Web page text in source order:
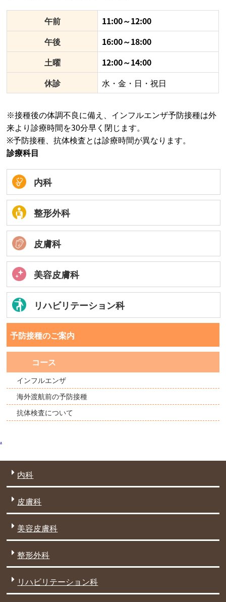
午前
11:00～12:00
午後
16:00～18:00
土曜
12:00～14:00
休診
水・金・日・祝日
※接種後の体調不良に備え、インフルエンザ予防接種は外
来より診療時間を30分早く閉じます。
※予防接種、抗体検査とは診療時間が異なります。
診療科目
内科
整形外科
皮膚科
美容皮膚科
リハビリテーション科
予防接種のご案内
コース
インフルエンザ
海外渡航前の予防接種
抗体検査について
.
内科
皮膚科
美容皮膚科
整形外科
リハビリテーション科